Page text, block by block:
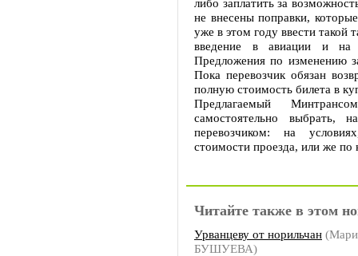
либо заплатить за
не внесены поправки,
уже в этом году ввести такой
введение в авиации и на
Предложения по изменению
Пока перевозчик обязан
полную стоимость билета в
Предлагаемый
самостоятельно выбрать,
перевозчиком: на
стоимости проезда, или же по
Читайте также в этом
Урванцеву от норильчан
БУШУЕВА)